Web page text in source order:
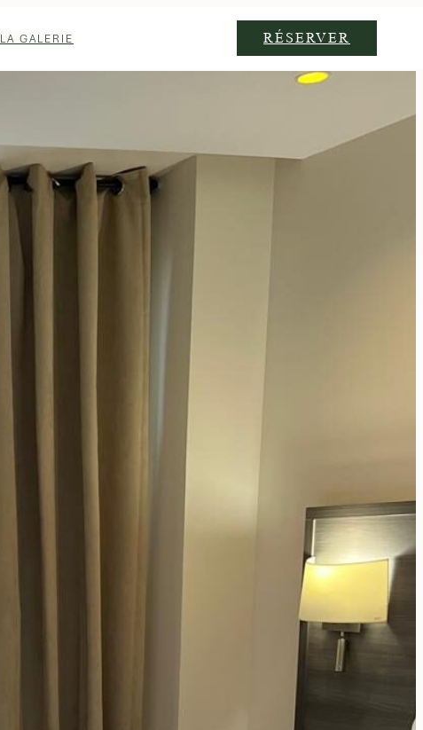
LA GALERIE RÉSERVER